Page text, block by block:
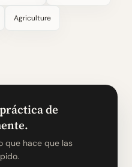
Agriculture
de
que hace que las